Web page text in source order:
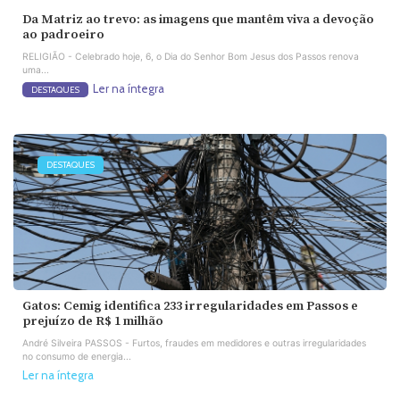
Da Matriz ao trevo: as imagens que mantêm viva a devoção
ao padroeiro
RELIGIÃO - Celebrado hoje, 6, o Dia do Senhor Bom Jesus dos Passos renova
uma...
DESTAQUES Ler na íntegra
DESTAQUES
Gatos: Cemig identifica 233 irregularidades em Passos e
prejuízo de R$ 1 milhão
André Silveira PASSOS - Furtos, fraudes em medidores e outras irregularidades
no consumo de energia...
Ler na íntegra